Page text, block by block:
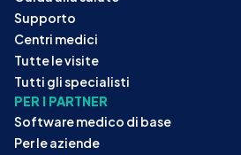
Supporto
Centri medici
Tutte le visite
Tutti gli specialisti
PER I PARTNER
Software medico di base
Per le aziende